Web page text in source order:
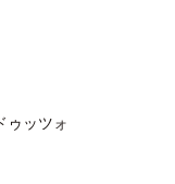
ゥッツォ